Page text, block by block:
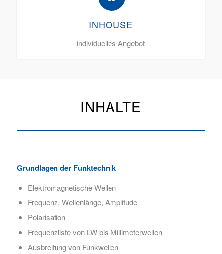
INHOUSE
individuelles Angebot
INHALTE
Grundlagen der Funktechnik
Elektromagnetische Wellen
Frequenz, Wellenlänge, Amplitude
Polarisation
Frequenzliste von LW bis Millimeterwellen
Ausbreitung von Funkwellen